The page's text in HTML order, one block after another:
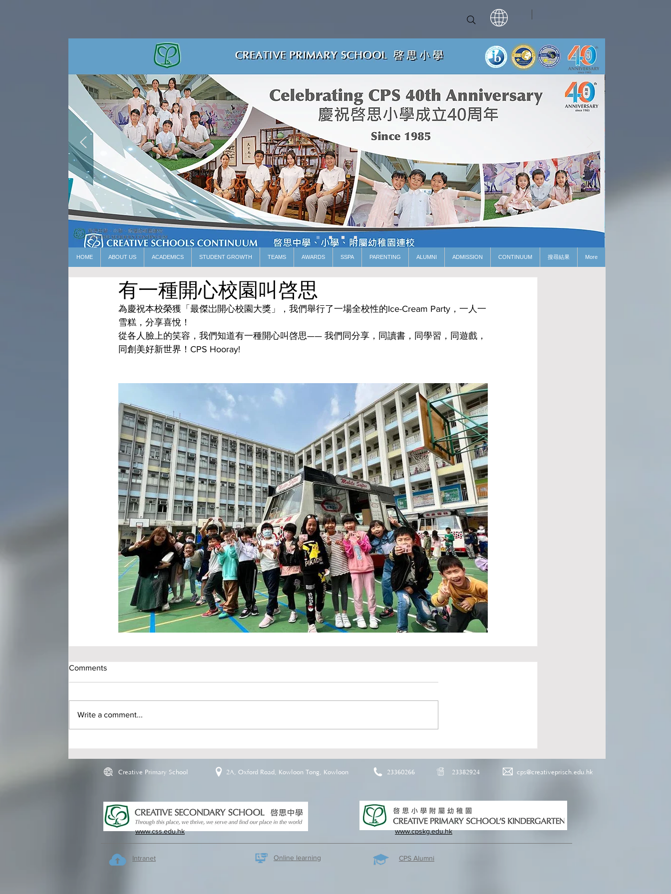
HOME ABOUT US ACADEMICS STUDENT GROWTH TEAMS AWARDS SSPA PARENTING ALUMNI ADMISSION CONTINUUM 搜尋結果 More
有一種開心校園叫啓思
為慶祝本校榮獲「最傑岀開心校園大獎」，我們舉行了一場全校性的Ice-Cream Party，一人一
雪糕，分享喜悅！
從各人臉上的笑容，我們知道有一種開心叫啓思—— 我們同分享，同讀書，同學習，同遊戲，
同創美好新世界！CPS Hooray!
Comments
Write a comment...
Creative Primary School 2A, Oxford Road, Kowloon Tong, Kowloon 23360266 23382924 cps@creativeprisch.edu.hk
www.css.edu.hk www.cpskg.edu.hk
Intranet Online learning CPS Alumni